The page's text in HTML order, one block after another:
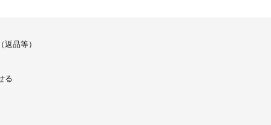
品等）
る